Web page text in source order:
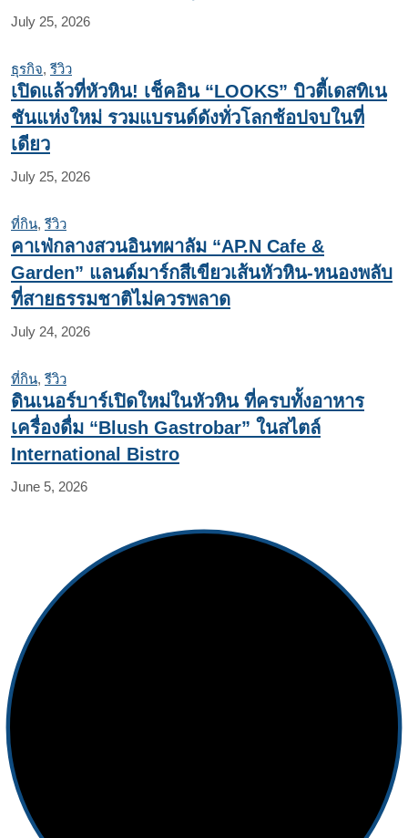
July 25, 2026
ธุรกิจ, รีวิว
เปิดแล้วที่หัวหิน! เช็คอิน “LOOKS” บิวตี้เดสทิเน
ชันแห่งใหม่ รวมแบรนด์ดังทั่วโลกช้อปจบในที่
เดียว
July 25, 2026
ที่กิน, รีวิว
คาเฟ่กลางสวนอินทผาลัม “AP.N Cafe &
Garden” แลนด์มาร์กสีเขียวเส้นหัวหิน-หนองพลับ
ที่สายธรรมชาติไม่ควรพลาด
July 24, 2026
ที่กิน, รีวิว
ดินเนอร์บาร์เปิดใหม่ในหัวหิน ที่ครบทั้งอาหาร
เครื่องดื่ม “Blush Gastrobar” ในสไตล์
International Bistro
June 5, 2026